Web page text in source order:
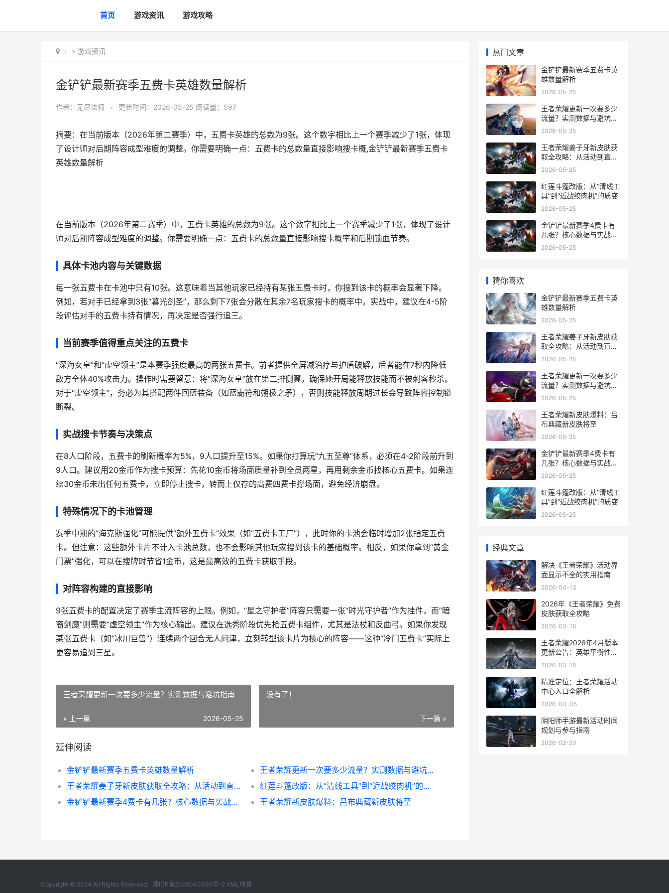
首页 游戏资讯 游戏攻略
> 游戏资讯
金铲铲最新赛季五费卡英雄数量解析
作者： 无尽法师 • 更新时间：2026-05-25 阅读量：597
摘要：在当前版本（2026年第二赛季）中，五费卡英雄的总数为9张。这个数字相比上一个赛季减少了1张，体现
了设计师对后期阵容成型难度的调整。你需要明确一点：五费卡的总数量直接影响搜卡概,金铲铲最新赛季五费卡
英雄数量解析
在当前版本（2026年第二赛季）中，五费卡英雄的总数为9张。这个数字相比上一个赛季减少了1张，体现了设计
师对后期阵容成型难度的调整。你需要明确一点：五费卡的总数量直接影响搜卡概率和后期锁血节奏。
具体卡池内容与关键数据
每一张五费卡在卡池中只有10张。这意味着当其他玩家已经持有某张五费卡时，你搜到该卡的概率会显著下降。
例如，若对手已经拿到3张“暮光剑圣”，那么剩下7张会分散在其余7名玩家搜卡的概率中。实战中，建议在4-5阶
段评估对手的五费卡持有情况，再决定是否强行追三。
当前赛季值得重点关注的五费卡
“深海女皇”和“虚空领主”是本赛季强度最高的两张五费卡。前者提供全屏减治疗与护盾破解，后者能在7秒内降低
敌方全体40%攻击力。操作时需要留意：将“深海女皇”放在第二排侧翼，确保她开局能释放技能而不被刺客秒杀。
对于“虚空领主”，务必为其搭配两件回蓝装备（如蓝霸符和朔极之矛），否则技能释放周期过长会导致阵容控制链
断裂。
实战搜卡节奏与决策点
在8人口阶段，五费卡的刷新概率为5%，9人口提升至15%。如果你打算玩“九五至尊”体系，必须在4-2阶段前升到
9人口。建议用20金币作为搜卡预算：先花10金币将场面质量补到全员两星，再用剩余金币找核心五费卡。如果连
续30金币未出任何五费卡，立即停止搜卡，转而上仅存的高费四费卡撑场面，避免经济崩盘。
特殊情况下的卡池管理
赛季中期的“海克斯强化”可能提供“额外五费卡”效果（如“五费卡工厂”），此时你的卡池会临时增加2张指定五费
卡。但注意：这些额外卡片不计入卡池总数，也不会影响其他玩家搜到该卡的基础概率。相反，如果你拿到“黄金
门票”强化，可以在搜牌时节省1金币，这是最高效的五费卡获取手段。
对阵容构建的直接影响
9张五费卡的配置决定了赛季主流阵容的上限。例如，“星之守护者”阵容只需要一张“时光守护者”作为挂件，而“暗
裔剑魔”则需要“虚空领主”作为核心输出。建议在选秀阶段优先抢五费卡组件，尤其是法杖和反曲弓。如果你发现
某张五费卡（如“冰川巨兽”）连续两个回合无人问津，立刻转型该卡片为核心的阵容——这种“冷门五费卡”实际上
更容易追到三星。
王者荣耀更新一次要多少流量？实测数据与避坑指南
« 上一篇 2026-05-25
没有了！
下一篇 »
延伸阅读
金铲铲最新赛季五费卡英雄数量解析
王者荣耀更新一次要多少流量？实测数据与避坑指南
王者荣耀姜子牙新皮肤获取全攻略：从活动到直购的详细路径
红莲斗篷改版：从“清线工具”到“近战绞肉机”的质变
金铲铲最新赛季4费卡有几张？核心数据与实战应用
王者荣耀新皮肤爆料：吕布典藏新皮肤将至
热门文章
金铲铲最新赛季五费卡英
雄数量解析
2026-05-25
王者荣耀更新一次要多少
流量？实测数据与避坑指
南
2026-05-25
王者荣耀姜子牙新皮肤获
取全攻略：从活动到直购
的详细路径
2026-05-25
红莲斗篷改版：从“清线工
具”到“近战绞肉机”的质变
2026-05-25
金铲铲最新赛季4费卡有
几张？核心数据与实战应
用
2026-05-25
猜你喜欢
金铲铲最新赛季五费卡英
雄数量解析
2026-05-25
王者荣耀姜子牙新皮肤获
取全攻略：从活动到直购
的详细路径
2026-05-25
王者荣耀更新一次要多少
流量？实测数据与避坑指
南
2026-05-25
王者荣耀新皮肤爆料：吕
布典藏新皮肤将至
2026-05-25
金铲铲最新赛季4费卡有
几张？核心数据与实战应
用
2026-05-25
红莲斗篷改版：从“清线工
具”到“近战绞肉机”的质变
2026-05-25
经典文章
解决《王者荣耀》活动界
面显示不全的实用指南
2026-04-13
2026年《王者荣耀》免费
皮肤获取全攻略
2026-03-18
王者荣耀2026年4月版本
更新公告：英雄平衡性调
整与战场体验优化
2026-03-18
精准定位：王者荣耀活动
中心入口全解析
2026-03-05
阴阳师手游最新活动时间
规划与参与指南
2026-02-20
Copyright © 2024 All Rights Reserved. 黑ICP备2025040350号-2 XML地图